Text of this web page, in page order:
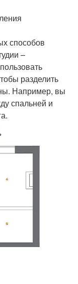
способов
–
разделить
Например, вы
спальней и